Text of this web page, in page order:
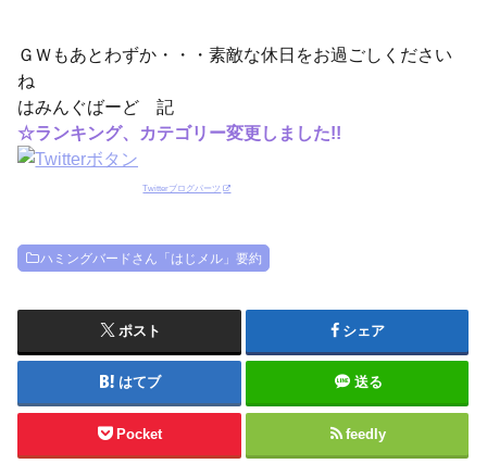
ＧＷもあとわずか・・・素敵な休日をお過ごしください
ね
はみんぐばーど 記
☆ランキング、カテゴリー変更しました!!
Twitterブログパーツ
ハミングバードさん「はじメル」要約
ポスト シェア
はてブ 送る
Pocket feedly